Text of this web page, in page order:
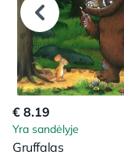
€ 8.19
Yra sandėlyje
Gruffalas